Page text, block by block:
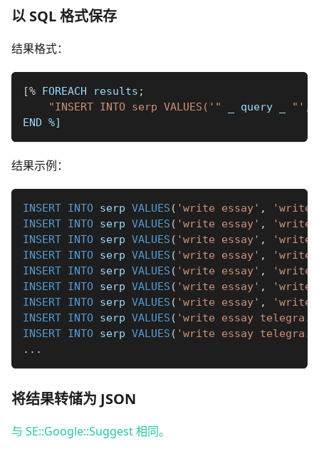
以 SQL 格式保存
结果格式：
[% FOREACH results ;
"INSERT INTO serp VALUES('"
query
"',
END %]
结果示例：
INSERT INTO serp VALUES ( 'write essay' ,
'write
INSERT INTO serp VALUES ( 'write essay' ,
'write
INSERT INTO serp VALUES ( 'write essay' ,
'write
INSERT INTO serp VALUES ( 'write essay' ,
'write
INSERT INTO serp VALUES ( 'write essay' ,
'write
INSERT INTO serp VALUES ( 'write essay' ,
'write
INSERT INTO serp VALUES ( 'write essay' ,
'write
INSERT INTO serp VALUES ( 'write essay
INSERT INTO serp VALUES ( 'write essay
. . .
将结果转储为 JSON
与 SE::Google::Suggest 相同。